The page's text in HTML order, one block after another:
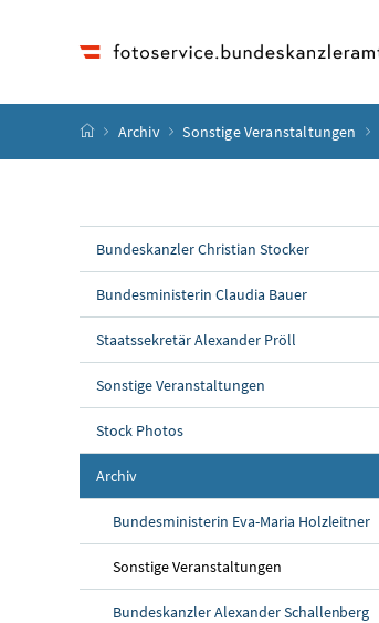
Startseite
Archiv Sonstige Veranstaltungen
Bundeskanzler Christian Stocker
Bundesministerin Claudia Bauer
Staatssekretär Alexander Pröll
Sonstige Veranstaltungen
Stock Photos
Archiv
Bundesministerin Eva-Maria Holzleitner
Sonstige Veranstaltungen
Bundeskanzler Alexander Schallenberg